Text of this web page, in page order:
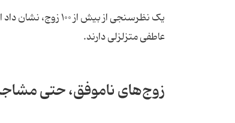
یک نظرسنجی از
عاطفی متزلزلی دارند.
زوج‌های ناموفق، حتی